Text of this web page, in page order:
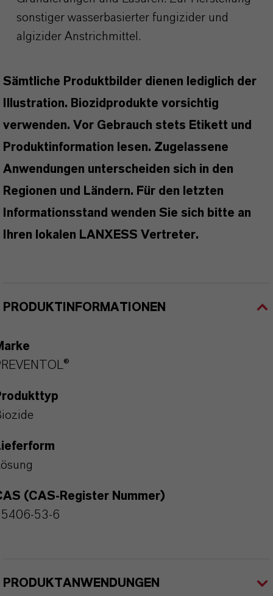
sonstiger wasserbasierter fungizider und
algizider Anstrichmittel.
Sämtliche Produktbilder dienen lediglich der
Illustration. Biozidprodukte vorsichtig
verwenden. Vor Gebrauch stets Etikett und
Produktinformation lesen. Zugelassene
Anwendungen unterscheiden sich in den
Regionen und Ländern. Für den letzten
Informationsstand wenden Sie sich bitte an
Ihren lokalen LANXESS Vertreter.
PRODUKTINFORMATIONEN
(CAS-Register Nummer)
53-6
PRODUKTANWENDUNGEN